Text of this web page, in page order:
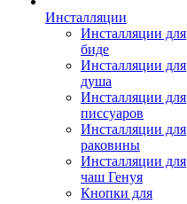
Инсталляции
Инсталляции для
биде
Инсталляции для
душа
Инсталляции для
писсуаров
Инсталляции для
раковины
Инсталляции для
чаш Генуя
Кнопки для